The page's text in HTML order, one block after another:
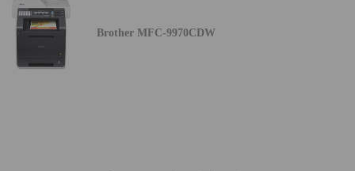
Brother MFC-9970CDW